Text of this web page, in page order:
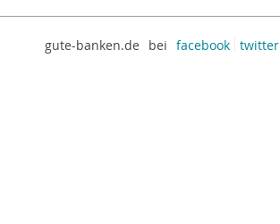
gute-banken.de bei facebook twitter